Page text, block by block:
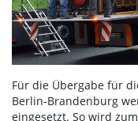
Für die Übergabe für
Berlin-Brandenburg
eingesetzt. So wird